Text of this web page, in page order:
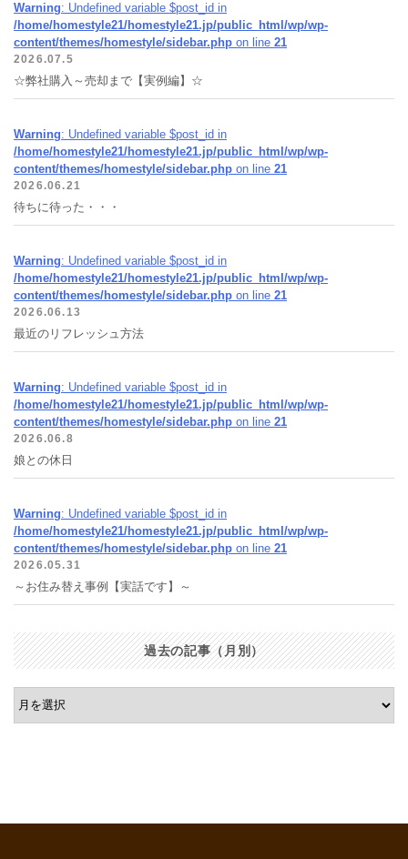
Warning: Undefined variable $post_id in
/home/homestyle21/homestyle21.jp/public_html/wp/wp-
content/themes/homestyle/sidebar.php on line 21
2026.07.5
☆弊社購入～売却まで【実例編】☆
Warning: Undefined variable $post_id in
/home/homestyle21/homestyle21.jp/public_html/wp/wp-
content/themes/homestyle/sidebar.php on line 21
2026.06.21
待ちに待った・・・
Warning: Undefined variable $post_id in
/home/homestyle21/homestyle21.jp/public_html/wp/wp-
content/themes/homestyle/sidebar.php on line 21
2026.06.13
最近のリフレッシュ方法
Warning: Undefined variable $post_id in
/home/homestyle21/homestyle21.jp/public_html/wp/wp-
content/themes/homestyle/sidebar.php on line 21
2026.06.8
娘との休日
Warning: Undefined variable $post_id in
/home/homestyle21/homestyle21.jp/public_html/wp/wp-
content/themes/homestyle/sidebar.php on line 21
2026.05.31
～お住み替え事例【実話です】～
過去の記事（月別）